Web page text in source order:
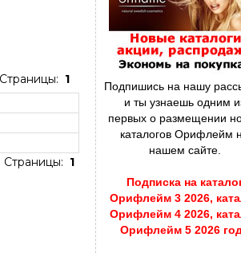
Страницы: 1
Страницы: 1
Подпишись на нашу
и ты узнаешь одним
первых о размещении
каталогов Орифлейм
нашем сайте.
Подписка на
Орифлейм 3 2026,
Орифлейм 4 2026,
Орифлейм 5 2026